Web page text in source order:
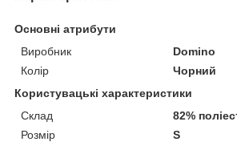
Основні атрибути
Виробник
Domino
Колір
Чорний
Користувацькі характеристики
Склад
82%
Розмір
S